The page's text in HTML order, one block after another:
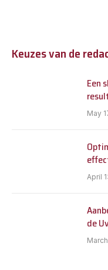
Keuzes van de
Een
May
April
de